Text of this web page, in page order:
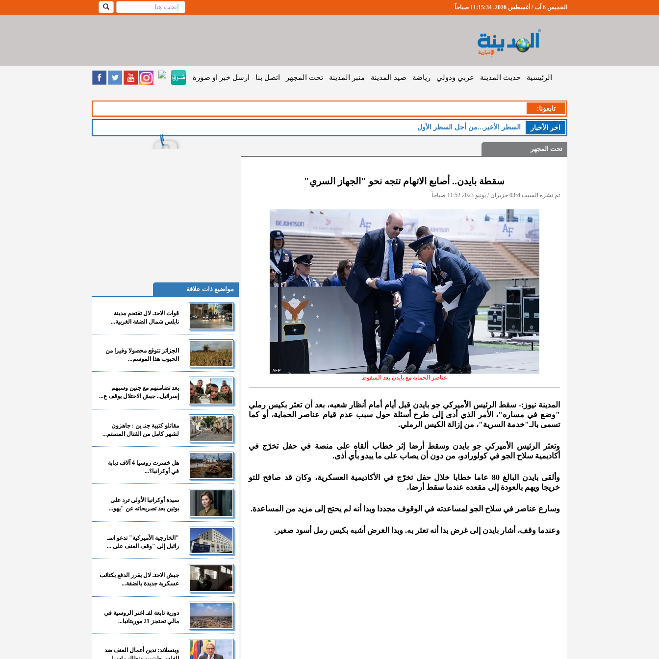
الخميس 6 آب / أغسطس 2026. 11:15:35 صباحاً
الرئيسية حديث المدينة عربي ودولي رياضة صيد المدينة منبر المدينة تحت المجهر اتصل بنا ارسل خبر او صورة
تابعونا:
اخر اﻷخبار الخ
تحت المجهر
سقطة بايدن.. أصابع الاتهام تتجه نحو "الجهاز السري"
تم نشره السبت 03rd حزيران / يونيو 2023 11:52 صباحاً
عناصر الحماية مع بايدن بعد السقوط
المدينة نيوز:- سقط الرئيس الأميركي جو بايدن قبل أيام أمام أنظار شعبه، بعد أن تعثر بكيس رملي
"وضع في مساره"، الأمر الذي أدى إلى طرح أسئلة حول سبب عدم قيام عناصر الحماية، أو كما
تسمى بالـ"خدمة السرية"، من إزالة الكيس الرملي.
وتعثر الرئيس الأميركي جو بايدن وسقط أرضا إثر خطاب ألقاه على منصة في حفل تخرّج في
أكاديمية سلاح الجو في كولورادو، من دون أن يصاب على ما يبدو بأي أذى.
وألقى بايدن البالغ 80 عاما خطابا خلال حفل تخرّج في الأكاديمية العسكرية، وكان قد صافح للتو
خريجا ويهم بالعودة إلى مقعده عندما سقط أرضا.
وسارع عناصر في سلاح الجو لمساعدته في الوقوف مجددا وبدا أنه لم يحتج إلى مزيد من المساعدة.
وعندما وقف، أشار بايدن إلى غرض بدا أنه تعثر به. وبدا الغرض أشبه بكيس رمل أسود صغير.
مواضيع ذات علاقة
قوات الاحتـ لال تقتحم مدينة
نابلس شمال الضفة الغربية...
الجزائر تتوقع محصولا وفيرا من
الحبوب هذا الموسم...
بعد تضامنهم مع جنين وسبهم
إسرائيل.. جيش الاحتلال يوقف ع...
مقاتلو كتيبة جنـ ين : جاهزون
لشهر كامل من القتال المستم...
هل خسرت روسيا 4 آلاف دبابة
في أوكرانيا؟...
سيدة أوكرانيا الأولى ترد على
بوتين بعد تصريحاته عن "يهو...
"الخارجية الأميركية" تدعو اسـ
رائيل إلى "وقف العنف على ...
جيش الاحتـ لال يقرر الدفع بكتائب
عسكرية جديدة بالضفة...
دورية تابعة لفـ اغنر الروسية في
مالي تحتجز 21 موريتانيا...
وينسلاند: ندين أعمال العنف ضد